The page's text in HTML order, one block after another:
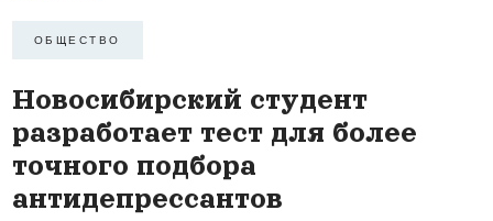
ОБЩЕСТВО
Новосибирский студент
разработает тест для более
точного подбора
антидепрессантов